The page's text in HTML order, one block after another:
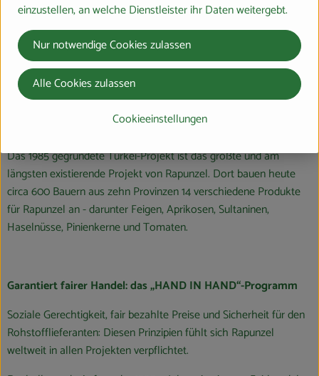
Das größte Rapunzel Anbauprojekt: Bio aus der Türkei
Als Bio-Pionier setzt sich Rapunzel von Anfang an für die
Förderung der ökologischen Landwirtschaft ein. Aus dieser
Aufbauarbeit sind eigene Anbauprojekte in der Türkei und auf der
ganzen Welt entstanden.
Das 1985 gegründete Türkei-Projekt ist das größte und am
längsten existierende Projekt von Rapunzel. Dort bauen heute
circa 600 Bauern aus zehn Provinzen 14 verschiedene Produkte
für Rapunzel an - darunter Feigen, Aprikosen, Sultaninen,
Haselnüsse, Pinienkerne und Tomaten.
Garantiert fairer Handel: das „HAND IN HAND“-Programm
Soziale Gerechtigkeit, fair bezahlte Preise und Sicherheit für den
Rohstofflieferanten: Diesen Prinzipien fühlt sich Rapunzel
weltweit in allen Projekten verpflichtet.
einzustellen, an welche Dienstleister ihr Daten weitergebt.
Cookieeinstellungen
Nur notwendige Cookies zulassen
Alle Cookies zulassen